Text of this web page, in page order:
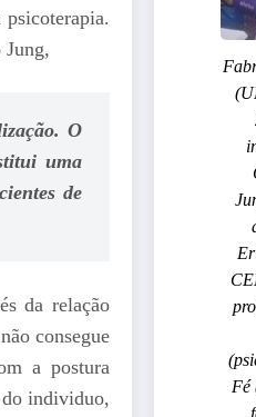
psicoterapia.
O
uma
de
da relação
consegue
a postura
individuo,
Fé